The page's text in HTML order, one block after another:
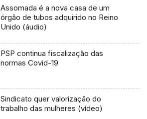
Assomada é a nova casa de um
órgão de tubos adquirido no Reino
Unido (áudio)
PSP continua fiscalização das
normas Covid-19
Sindicato quer valorização do
trabalho das mulheres (vídeo)